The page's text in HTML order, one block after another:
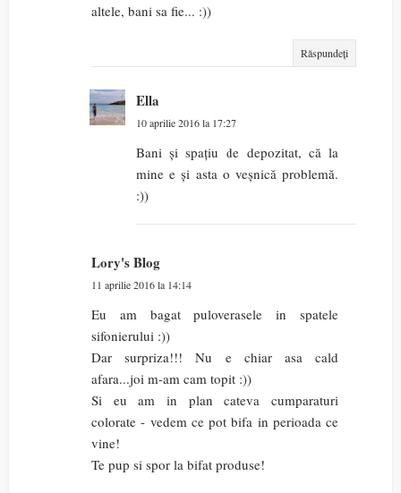
altele, bani sa fie... :))
Răspundeți
Ella
10 aprilie 2016 la 17:27
Bani și spațiu de depozitat, că la
mine e și asta o veșnică problemă.
:))
Lory's Blog
11 aprilie 2016 la 14:14
Eu am bagat puloverasele in spatele
sifonierului :))
Dar surpriza!!! Nu e chiar asa cald
afara...joi m-am cam topit :))
Si eu am in plan cateva cumparaturi
colorate - vedem ce pot bifa in perioada ce
vine!
Te pup si spor la bifat produse!